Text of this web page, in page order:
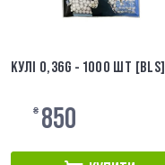
КУЛІ 0,36G - 1000 ШТ [BLS]
₴ 850